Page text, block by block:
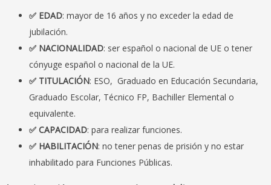
✅ EDAD: mayor de 16 años y no exceder la edad de
jubilación.
✅ NACIONALIDAD: ser español o nacional de UE o tener
cónyuge español o nacional de la UE.
✅ TITULACIÓN: ESO, Graduado en Educación Secundaria,
Graduado Escolar, Técnico FP, Bachiller Elemental o
equivalente.
✅ CAPACIDAD: para realizar funciones.
✅ HABILITACIÓN: no tener penas de prisión y no estar
inhabilitado para Funciones Públicas.